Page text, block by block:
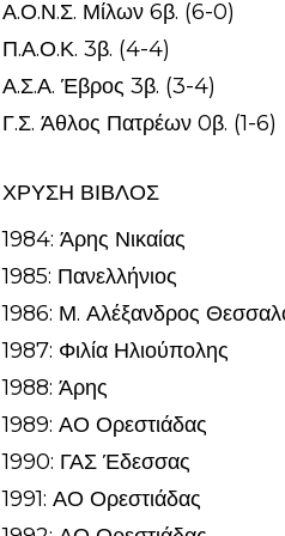
Α.Ο.Ν.Σ. Μίλων 6β. (6-0)
Π.Α.Ο.Κ. 3β. (4-4)
Α.Σ.Α. Έβρος 3β. (3-4)
Γ.Σ. Άθλος Πατρέων 0β. (1-6)
ΧΡΥΣΗ ΒΙΒΛΟΣ
1984: Άρης Νικαίας
1985: Πανελλήνιος
1986: Μ. Αλέξανδρος
1987: Φιλία Ηλιούπολης
1988: Άρης
1989: ΑΟ Ορεστιάδας
1990: ΓΑΣ Έδεσσας
1991: ΑΟ Ορεστιάδας